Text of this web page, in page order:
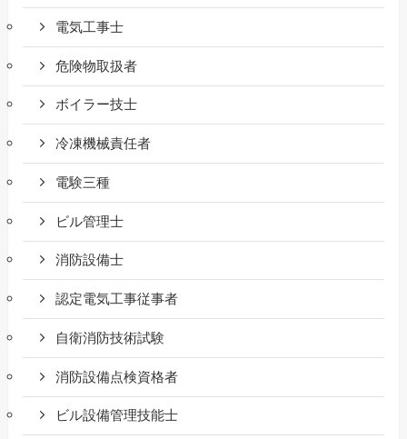
電気工事士
危険物取扱者
ボイラー技士
冷凍機械責任者
電験三種
ビル管理士
消防設備士
認定電気工事従事者
自衛消防技術試験
消防設備点検資格者
ビル設備管理技能士